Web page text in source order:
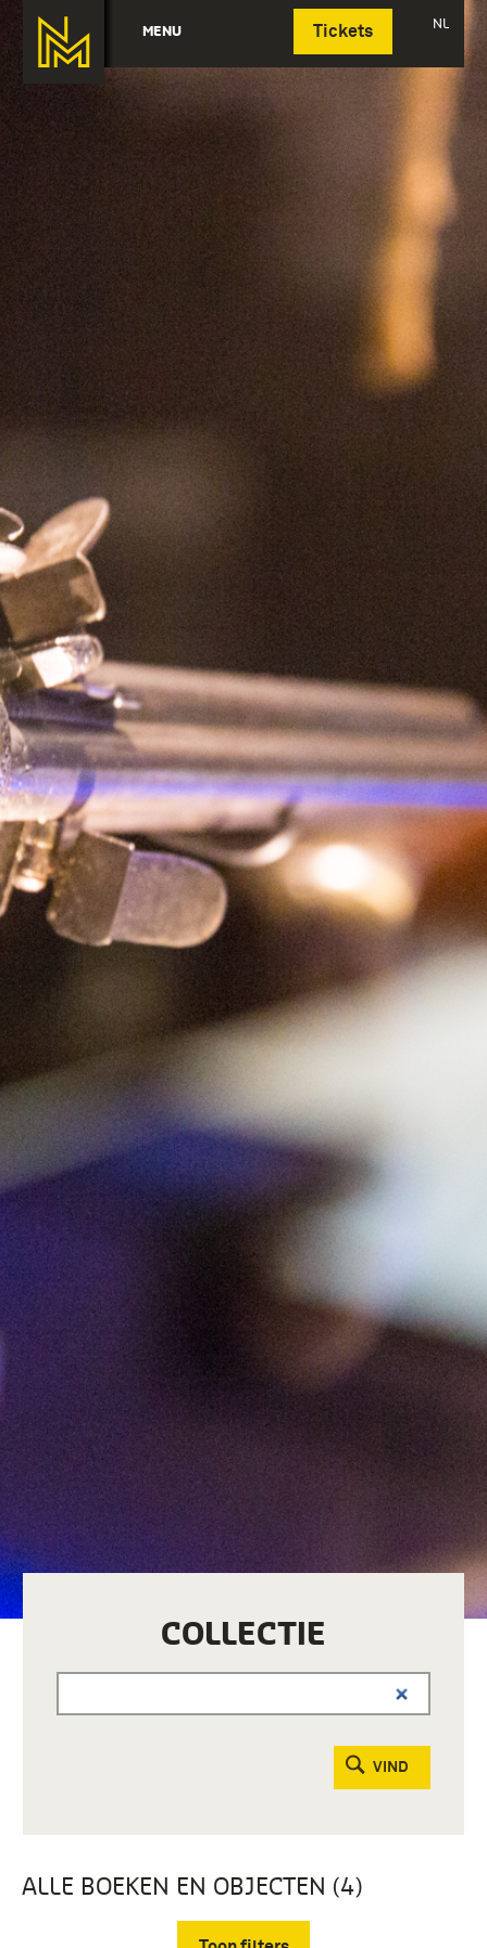
MENU Tickets NL
Deutsch
COLLECTIE
VIND
ALLE BOEKEN EN OBJECTEN (4)